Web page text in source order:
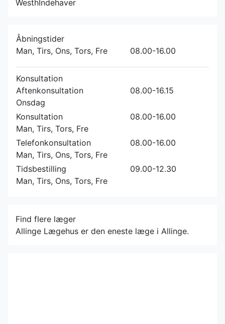
Westh Indehaver
Åbningstider
Man, Tirs, Ons, Tors, Fre
08.00-16.00
Konsultation
Aftenkonsultation
08.00-16.15
Onsdag
Konsultation
08.00-16.00
Man, Tirs, Tors, Fre
Telefonkonsultation
08.00-16.00
Man, Tirs, Ons, Tors, Fre
Tidsbestilling
09.00-12.30
Man, Tirs, Ons, Tors, Fre
Find flere læger
Allinge Lægehus er den eneste læge i Allinge.